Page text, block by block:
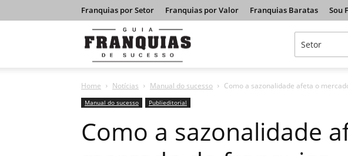
Franquias por Setor Franquias por Valor Franquias Baratas Sou
Franquias
de
Home Notícias Manual do sucesso Como a sazonalidade afeta o
Manual do sucesso Publieditorial
Como a sazonalidade